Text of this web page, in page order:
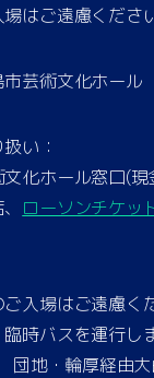
はご遠慮ください
芸術文化ホール
い：
文化ホール窓口(
ローソンチケッ
入場はご遠慮く
時バスを運行し
地・輪厚経由大